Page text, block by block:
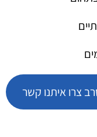
צרו איתנו קשר